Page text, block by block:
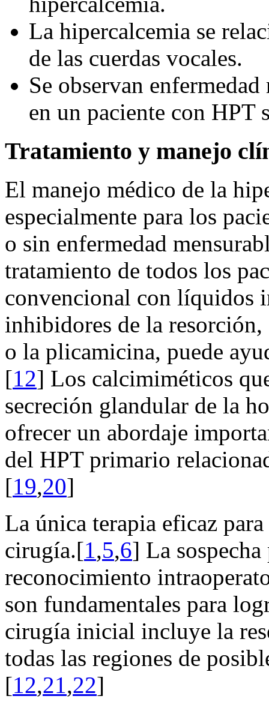
La hipercalcemia se
de las cuerdas vocales.
Se observan
en un paciente con HPT
Tratamiento y manejo
El manejo médico de la
especialmente para los
o sin enfermedad
tratamiento de todos los
convencional con líquidos
inhibidores de la
o la plicamicina, puede
[12] Los calcimiméticos
secreción glandular de la
ofrecer un abordaje
del HPT primario
[19,20]
La única terapia eficaz
cirugía.[1,5,6] La
reconocimiento
son fundamentales para
cirugía inicial incluye la
todas las regiones de
[12,21,22]